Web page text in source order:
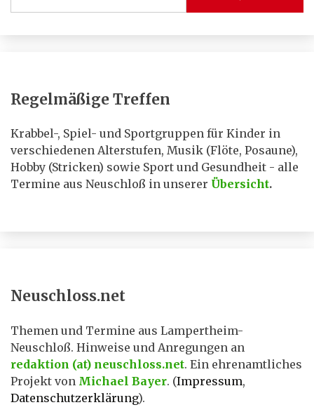
Regelmäßige Treffen
Krabbel-, Spiel- und Sportgruppen für Kinder in
verschiedenen Alterstufen, Musik (Flöte, Posaune),
Hobby (Stricken) sowie Sport und Gesundheit - alle
Termine aus Neuschloß in unserer Übersicht.
Neuschloss.net
Themen und Termine aus Lampertheim-
Neuschloß. Hinweise und Anregungen an
redaktion (at) neuschloss.net. Ein ehrenamtliches
Projekt von Michael Bayer. (Impressum,
Datenschutzerklärung).